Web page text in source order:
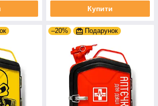
Купити
–20% Подарунок